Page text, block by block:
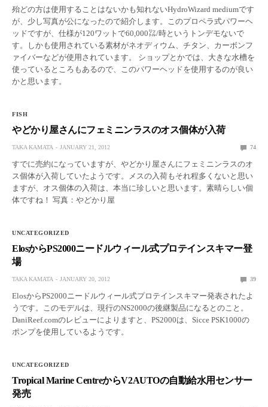
殆どの方は使用することはないかも知れないHydroWizard mediumです
が、少し写真が公になったので紹介します。このプロペラ式パワーヘ
ッドですが、仕様が120ワットで60,000㍑/時というトンデモないで
す。しかも使用されている素材がネオディウム、チタン、カーボンフ
ァイバーなどが使用されています。 ショップとかでは、大きな水槽を
使っているところもあるので、このパワーヘッドを使用するのが良い
かと思います。
FISH
やどかり屋さんにフェミニンラスのオス個体が入荷
TAKA KAMATA JANUARY 21, 2012 74
すでに売約になっていますが、やどかり屋さんにフェミニンラスのオ
ス個体が入荷していたようです。メスの入荷もそれ程多くないと思い
ますが、オス個体の入荷は、本当に珍しいと思います。素晴らしい個
体ですね！ 写真：やどかり屋
UNCATEGORIZED
ElosからPS2000ニードルウィール式プロテインスキマー登
場
TAKA KAMATA JANUARY 20, 2012 39
ElosからPS2000ニードルウィール式プロテインスキマー発表されたよ
うです。このモデルは、現行のNS2000の後継製品になるとのこと。
DaniReef.comのレビューによりますと、PS2000は、Sicce PSK1000の
ポンプを使用しているようです。
UNCATEGORIZED
Tropical Marine CentreからV2AUTOの自動給水用センサー
発売